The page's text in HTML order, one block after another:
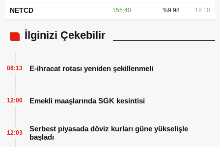
NETCD 155,40 %9.98 18:10
İlginizi Çekebilir
E-ihracat rotası yeniden şekillenmeli
08:13
Emekli maaşlarında SGK kesintisi
12:06
Serbest piyasada döviz kurları güne yükselişle
başladı
12:03